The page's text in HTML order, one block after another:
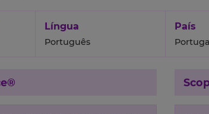
Língua
Português
País